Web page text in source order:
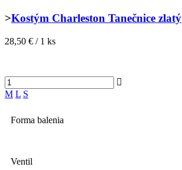
>Kostým Charleston Tanečnice zlatý
28,50 € / 1 ks
M L S
Forma balenia
Ventil